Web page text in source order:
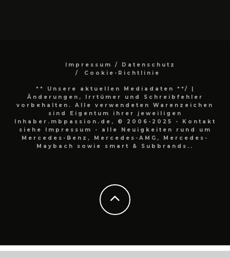
Impressum / Datenschutz
Cookie-Richtlinie
** Unsere aktuellen Mediadaten **/
Änderungen, Irrtümer und Schreibfehler
vorbehalten. Alle verwendeten Warenzeichen
sind Eigentum ihrer jeweiligen
Inhaber.mbpassion.de, © 2006-2025 - Kontakt
siehe Impressum - alle Neuigkeiten rund um
Mercedes-Benz, Mercedes-AMG, Mercedes-
Maybach sowie smart & Subbrands..